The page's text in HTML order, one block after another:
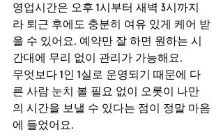
영업시간은 오후 1시부터 새벽 3시까지
라 퇴근 후에도 충분히 여유 있게 케어 받
을 수 있어요. 예약만 잘 하면 원하는 시
간대에 무리 없이 관리가 가능해요.
무엇보다 1인 1실로 운영되기 때문에 다
른 사람 눈치 볼 필요 없이 오롯이 나만
의 시간을 보낼 수 있다는 점이 정말 마음
에 들었어요.